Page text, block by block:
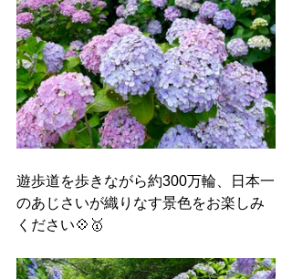
遊歩道を歩きながら約300万輪、日本一
のあじさいが織りなす景色をお楽しみ
ください💠🥇